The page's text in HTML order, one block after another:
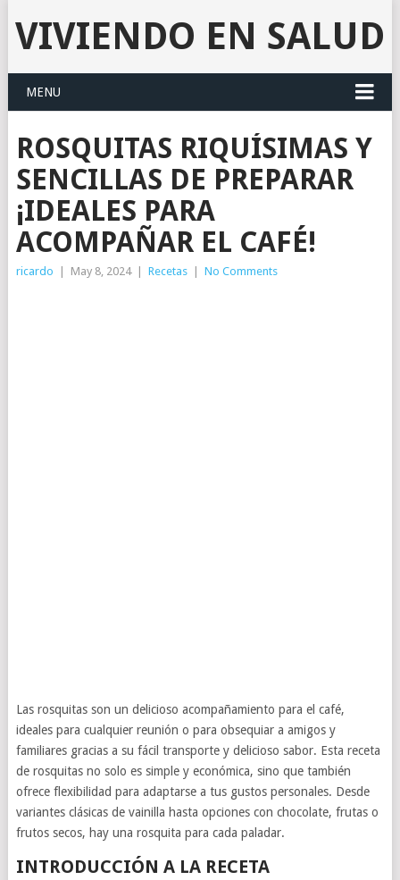
VIVIENDO EN SALUD
MENU
ROSQUITAS RIQUÍSIMAS Y
SENCILLAS DE PREPARAR
¡IDEALES PARA
ACOMPAÑAR EL CAFÉ!
ricardo May 8, 2024 Recetas No Comments
Las rosquitas son un delicioso acompañamiento para el café,
ideales para cualquier reunión o para obsequiar a amigos y
familiares gracias a su fácil transporte y delicioso sabor. Esta receta
de rosquitas no solo es simple y económica, sino que también
ofrece flexibilidad para adaptarse a tus gustos personales. Desde
variantes clásicas de vainilla hasta opciones con chocolate, frutas o
frutos secos, hay una rosquita para cada paladar.
INTRODUCCIÓN A LA RECETA